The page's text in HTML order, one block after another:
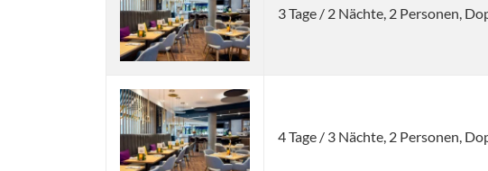
3 Tage / 2 Nächte, 2 Personen,
4 Tage / 3 Nächte, 2 Personen,